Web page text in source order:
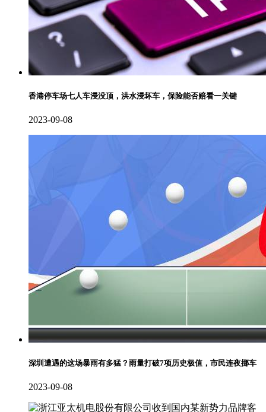
香港停车场七人车浸没顶，洪水浸坏车，保险能否赔看一关键
2023-09-08
深圳遭遇的这场暴雨有多猛？雨量打破7项历史极值，市民连夜挪车
2023-09-08